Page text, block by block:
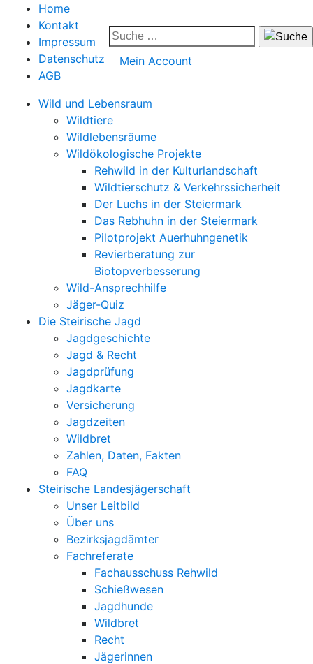
Home
Kontakt
Impressum
Datenschutz
AGB
Mein Account
Wild und Lebensraum
Wildtiere
Wildlebensräume
Wildökologische Projekte
Rehwild in der Kulturlandschaft
Wildtierschutz & Verkehrssicherheit
Der Luchs in der Steiermark
Das Rebhuhn in der Steiermark
Pilotprojekt Auerhuhngenetik
Revierberatung zur
Biotopverbesserung
Wild-Ansprechhilfe
Jäger-Quiz
Die Steirische Jagd
Jagdgeschichte
Jagd & Recht
Jagdprüfung
Jagdkarte
Versicherung
Jagdzeiten
Wildbret
Zahlen, Daten, Fakten
FAQ
Steirische Landesjägerschaft
Unser Leitbild
Über uns
Bezirksjagdämter
Fachreferate
Fachausschuss Rehwild
Schießwesen
Jagdhunde
Wildbret
Recht
Jägerinnen